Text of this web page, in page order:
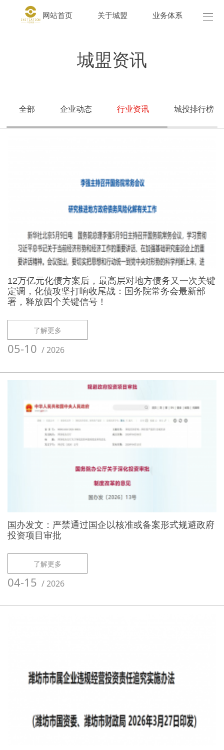
网站首页 关于城盟 业务体系 城
城盟资讯
全部 企业动态 行业资讯 城投排行榜
12万亿元化债方案后，最高层对地方债务又一次关键
定调，化债攻坚打响收尾战：国务院常务会最新部
署，释放四个关键信号！
了解更多
05-10 /2026
国办发文：严禁通过国企以核准或备案形式规避政府
投资项目审批
了解更多
04-15 /2026